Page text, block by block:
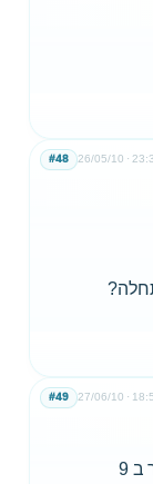
26/05/10
#48
27/06/10
#49
9